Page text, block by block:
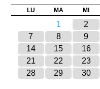
LU MA MI
1 2
7
8 9
14
15 16
21
22 23
28
29 30